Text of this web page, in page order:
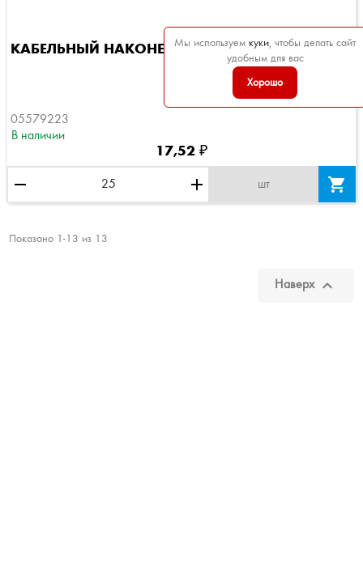
Мы используем куки, чтобы делать сайт
удобным для вас
Хорошо
КАБЕЛЬНЫЙ НАКОНЕЧНИК, КОЛЬЦЕВОЙ,...
05579223
В наличии
17,52 ₽
remove add шт 
Показано 1-13 из 13
Наверх 